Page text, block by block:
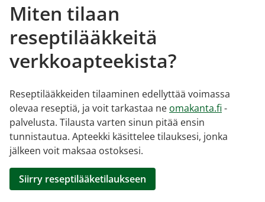
Miten tilaan
reseptilääkkeitä
verkkoapteekista?
Reseptilääkkeiden tilaaminen edellyttää voimassa
olevaa reseptiä, ja voit tarkastaa ne omakanta.fi -
palvelusta. Tilausta varten sinun pitää ensin
tunnistautua. Apteekki käsittelee tilauksesi, jonka
jälkeen voit maksaa ostoksesi.
Siirry reseptilääketilaukseen